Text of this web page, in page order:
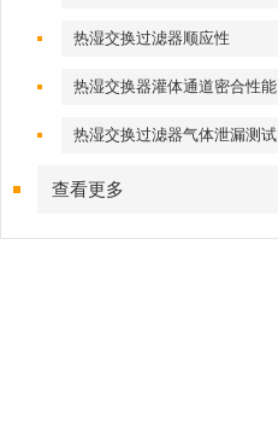
热湿交换过滤器顺应性
热湿交换器灌体通道密合性能
热湿交换过滤器气体泄漏测试
查看更多